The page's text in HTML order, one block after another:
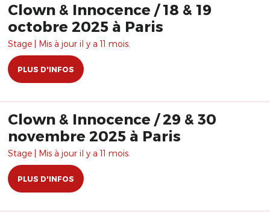
Clown & Innocence / 18 & 19
octobre 2025 à Paris
Stage | Mis à jour il y a 11 mois.
PLUS D'INFOS
Clown & Innocence / 29 & 30
novembre 2025 à Paris
Stage | Mis à jour il y a 11 mois.
PLUS D'INFOS